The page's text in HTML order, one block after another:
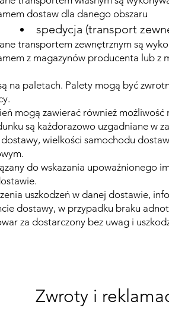
dostaw dla danego obszaru
spedycja (transport
transportem zewnętrznym są
z magazynów producenta lub z
na paletach. Palety mogą być
mogą zawierać również możliwość
są każdorazowo uzgadniane w
wielkości samochodu
do wskazania upoważnionego
uszkodzeń w danej dostawie,
dostawy, w przypadku braku
za dostarczony bez uwag i
Zwroty i